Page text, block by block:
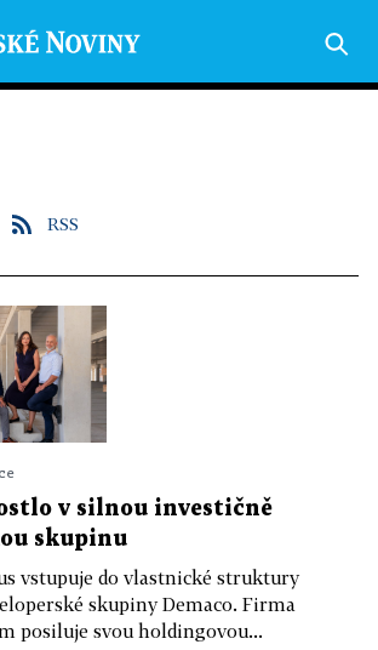
RSS
v silnou investičně
skupinu
vstupuje do vlastnické struktury
skupiny Demaco. Firma
posiluje svou holdingovou...